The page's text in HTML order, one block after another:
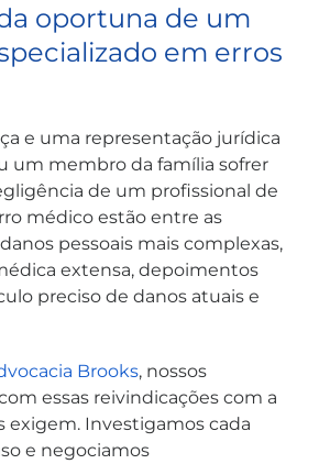
oportuna de um
em erros
e uma representação jurídica
um membro da família sofrer
de um profissional de
médico estão entre as
pessoais mais complexas,
extensa, depoimentos
preciso de danos atuais e
Brooks, nossos
essas reivindicações com a
exigem. Investigamos cada
e negociamos